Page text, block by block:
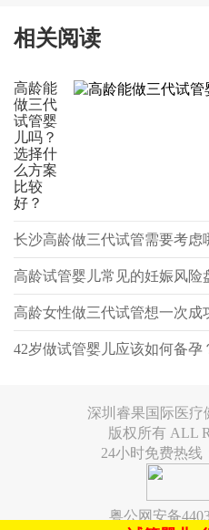
相关阅读
高龄能
做三代
试管婴
儿吗？
选择什
么方案
比较
好？
长沙高龄做三代试管需要考虑
高龄试管婴儿常见的妊娠风险
高龄女性做三代试管想一次成
42岁做试管婴儿应该如何备
深圳睿果国际医疗
版权所有 ALL
24小时免费热线
粤公网安备